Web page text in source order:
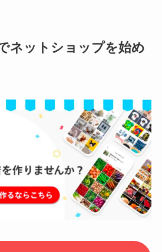
ネットショップを始め